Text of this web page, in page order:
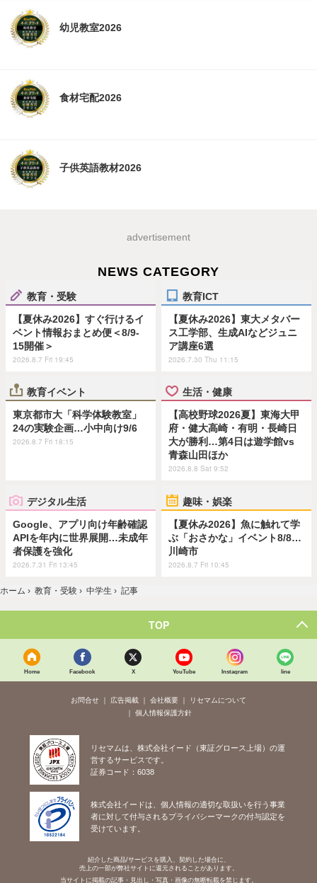
幼児教室2026
食材宅配2026
子供英語教材2026
advertisement
NEWS CATEGORY
教育・受験
【夏休み2026】すぐ行けるイ
ベント情報おまとめ便＜8/9-
15開催＞
2026.8.7 Fri 19:45
教育ICT
【夏休み2026】東大メタバー
ス工学部、生成AIなどジュニ
ア講座6選
2026.7.30 Thu 11:15
教育イベント
東京都市大「科学体験教室」
24の実験企画…小中向け9/6
2026.8.7 Fri 18:15
生活・健康
【高校野球2026夏】東海大甲
府・健大高崎・有明・長崎日
大が勝利…第4日は遊学館vs
青森山田ほか
2026.8.8 Sat 9:52
デジタル生活
Google、アプリ向け年齢確認
APIを年内に世界展開…未成年
者保護を強化
2026.7.31 Fri 13:45
趣味・娯楽
【夏休み2026】魚に触れて学
ぶ「おさかな」イベント8/8…
川崎市
2026.8.7 Fri 10:45
ホーム › 教育・受験 › 中学生 › 記事
TOP
Home Facebook X YouTube Instagram line
お問合せ 広告掲載 会社概要
リセマムについて
個人情報保護方針
リセマムは、株式会社イード（東証グロース上場）の運
営するサービスです。
証券コード：6038
株式会社イードは、個人情報の適切な取扱いを行う事業
者に対して付与されるプライバシーマークの付与認定を
受けています。
紹介した商品/サービスを購入、契約した場合に、
売上の一部が弊社サイトに還元されることがあります。
当サイトに掲載の記事・見出し・写真・画像の無断転載を禁じます。